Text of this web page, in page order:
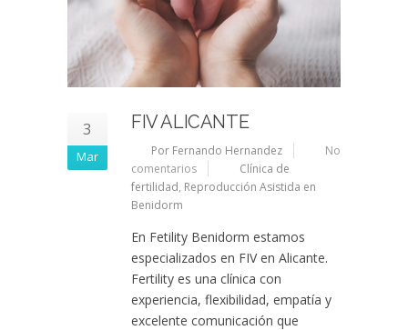
3
Mar
FIV ALICANTE
Por Fernando Hernandez
No
comentarios
Clínica de
fertilidad, Reproducción Asistida en
Benidorm
En Fetility Benidorm estamos
especializados en FIV en Alicante.
Fertility es una clínica con
experiencia, flexibilidad, empatía y
excelente comunicación que